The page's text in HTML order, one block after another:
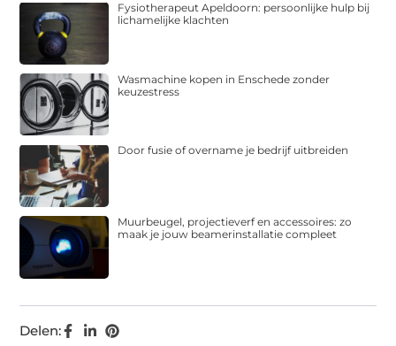
Delen:
Fysiotherapeut Apeldoorn: persoonlijke hulp bij
lichamelijke klachten
Wasmachine kopen in Enschede zonder
keuzestress
Door fusie of overname je bedrijf uitbreiden
Muurbeugel, projectieverf en accessoires: zo
maak je jouw beamerinstallatie compleet